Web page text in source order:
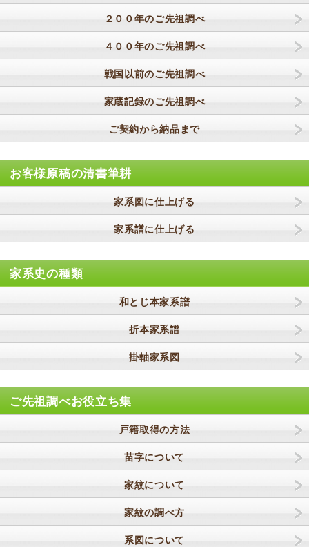
２００年のご先祖調べ
４００年のご先祖調べ
戦国以前のご先祖調べ
家蔵記録のご先祖調べ
ご契約から納品まで
お客様原稿の清書筆耕
家系図に仕上げる
家系譜に仕上げる
家系史の種類
和とじ本家系譜
折本家系譜
掛軸家系図
ご先祖調べお役立ち集
戸籍取得の方法
苗字について
家紋について
家紋の調べ方
系図について